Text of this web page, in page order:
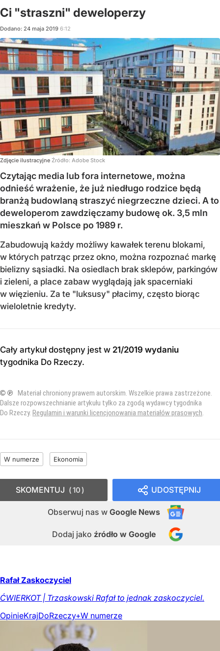
Ci "straszni" deweloperzy
Dodano: 24 maja 2019 6:12
Zdjęcie ilustracyjne Źródło: Adobe Stock
Czytając media lub fora internetowe, można
odnieść wrażenie, że już niedługo rodzice będą
branżą budowlaną straszyć niegrzeczne dzieci. A to
deweloperom zawdzięczamy budowę ok. 3,5 mln
mieszkań w Polsce po 1989 r.
Zabudowują każdy możliwy kawałek terenu blokami,
w których patrząc przez okno, można rozpoznać markę
bielizny sąsiadki. Na osiedlach brak sklepów, parkingów
i zieleni, a place zabaw wyglądają jak spacerniaki
w więzieniu. Za te "luksusy" płacimy, często biorąc
wieloletnie kredyty.
Cały artykuł dostępny jest w 21/2019 wydaniu
tygodnika Do Rzeczy.
© ℗ Materiał chroniony prawem autorskim. Wszelkie prawa zastrzeżone.
Dalsze rozpowszechnianie artykułu tylko za zgodą wydawcy tygodnika
Do Rzeczy. Regulamin i warunki licencjonowania materiałów prasowych
W numerze Ekonomia
UDOSTĘPNIJ
Obserwuj nas w Google News
Dodaj jako źródło w Google
SKOMENTUJ 10
Rafał Zaskoczyciel
ĆWIERKOT | Trzaskowski Rafał to jednak zaskoczyciel.
OpinieKrajDoRzeczy+W numerze